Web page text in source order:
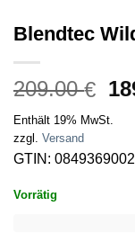
Blendtec
209.00€
Enthält 19% MwSt.
zzgl. Versand
GTIN:
Vorrätig